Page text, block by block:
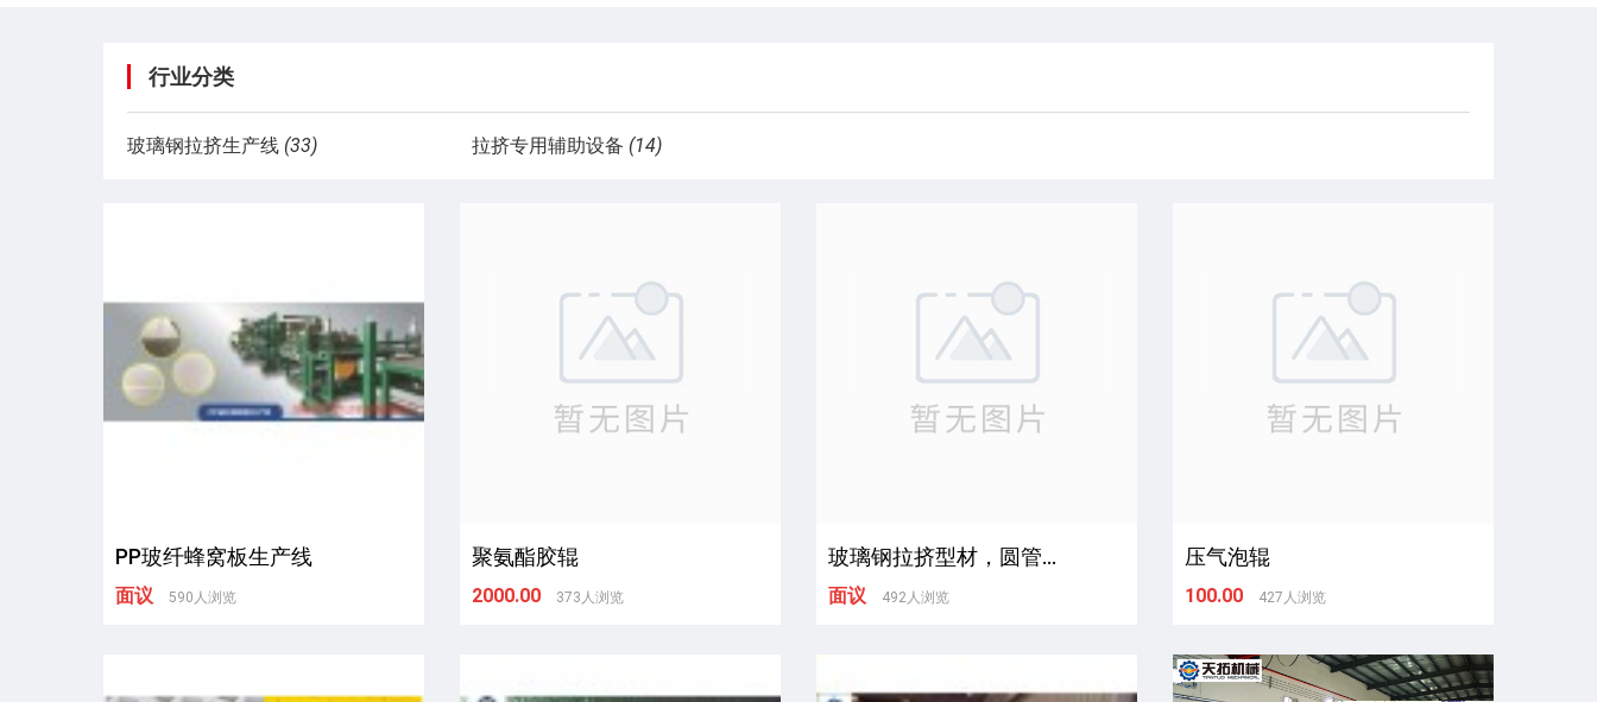
行业分类
玻璃钢拉挤生产线 (33) 拉挤专用辅助设备 (14)
PP玻纤蜂窝板生产线
面议 590人浏览
聚氨酯胶辊
2000.00 373人浏览
玻璃钢拉挤型材，圆管...
面议 492人浏览
压气泡辊
100.00 427人浏览